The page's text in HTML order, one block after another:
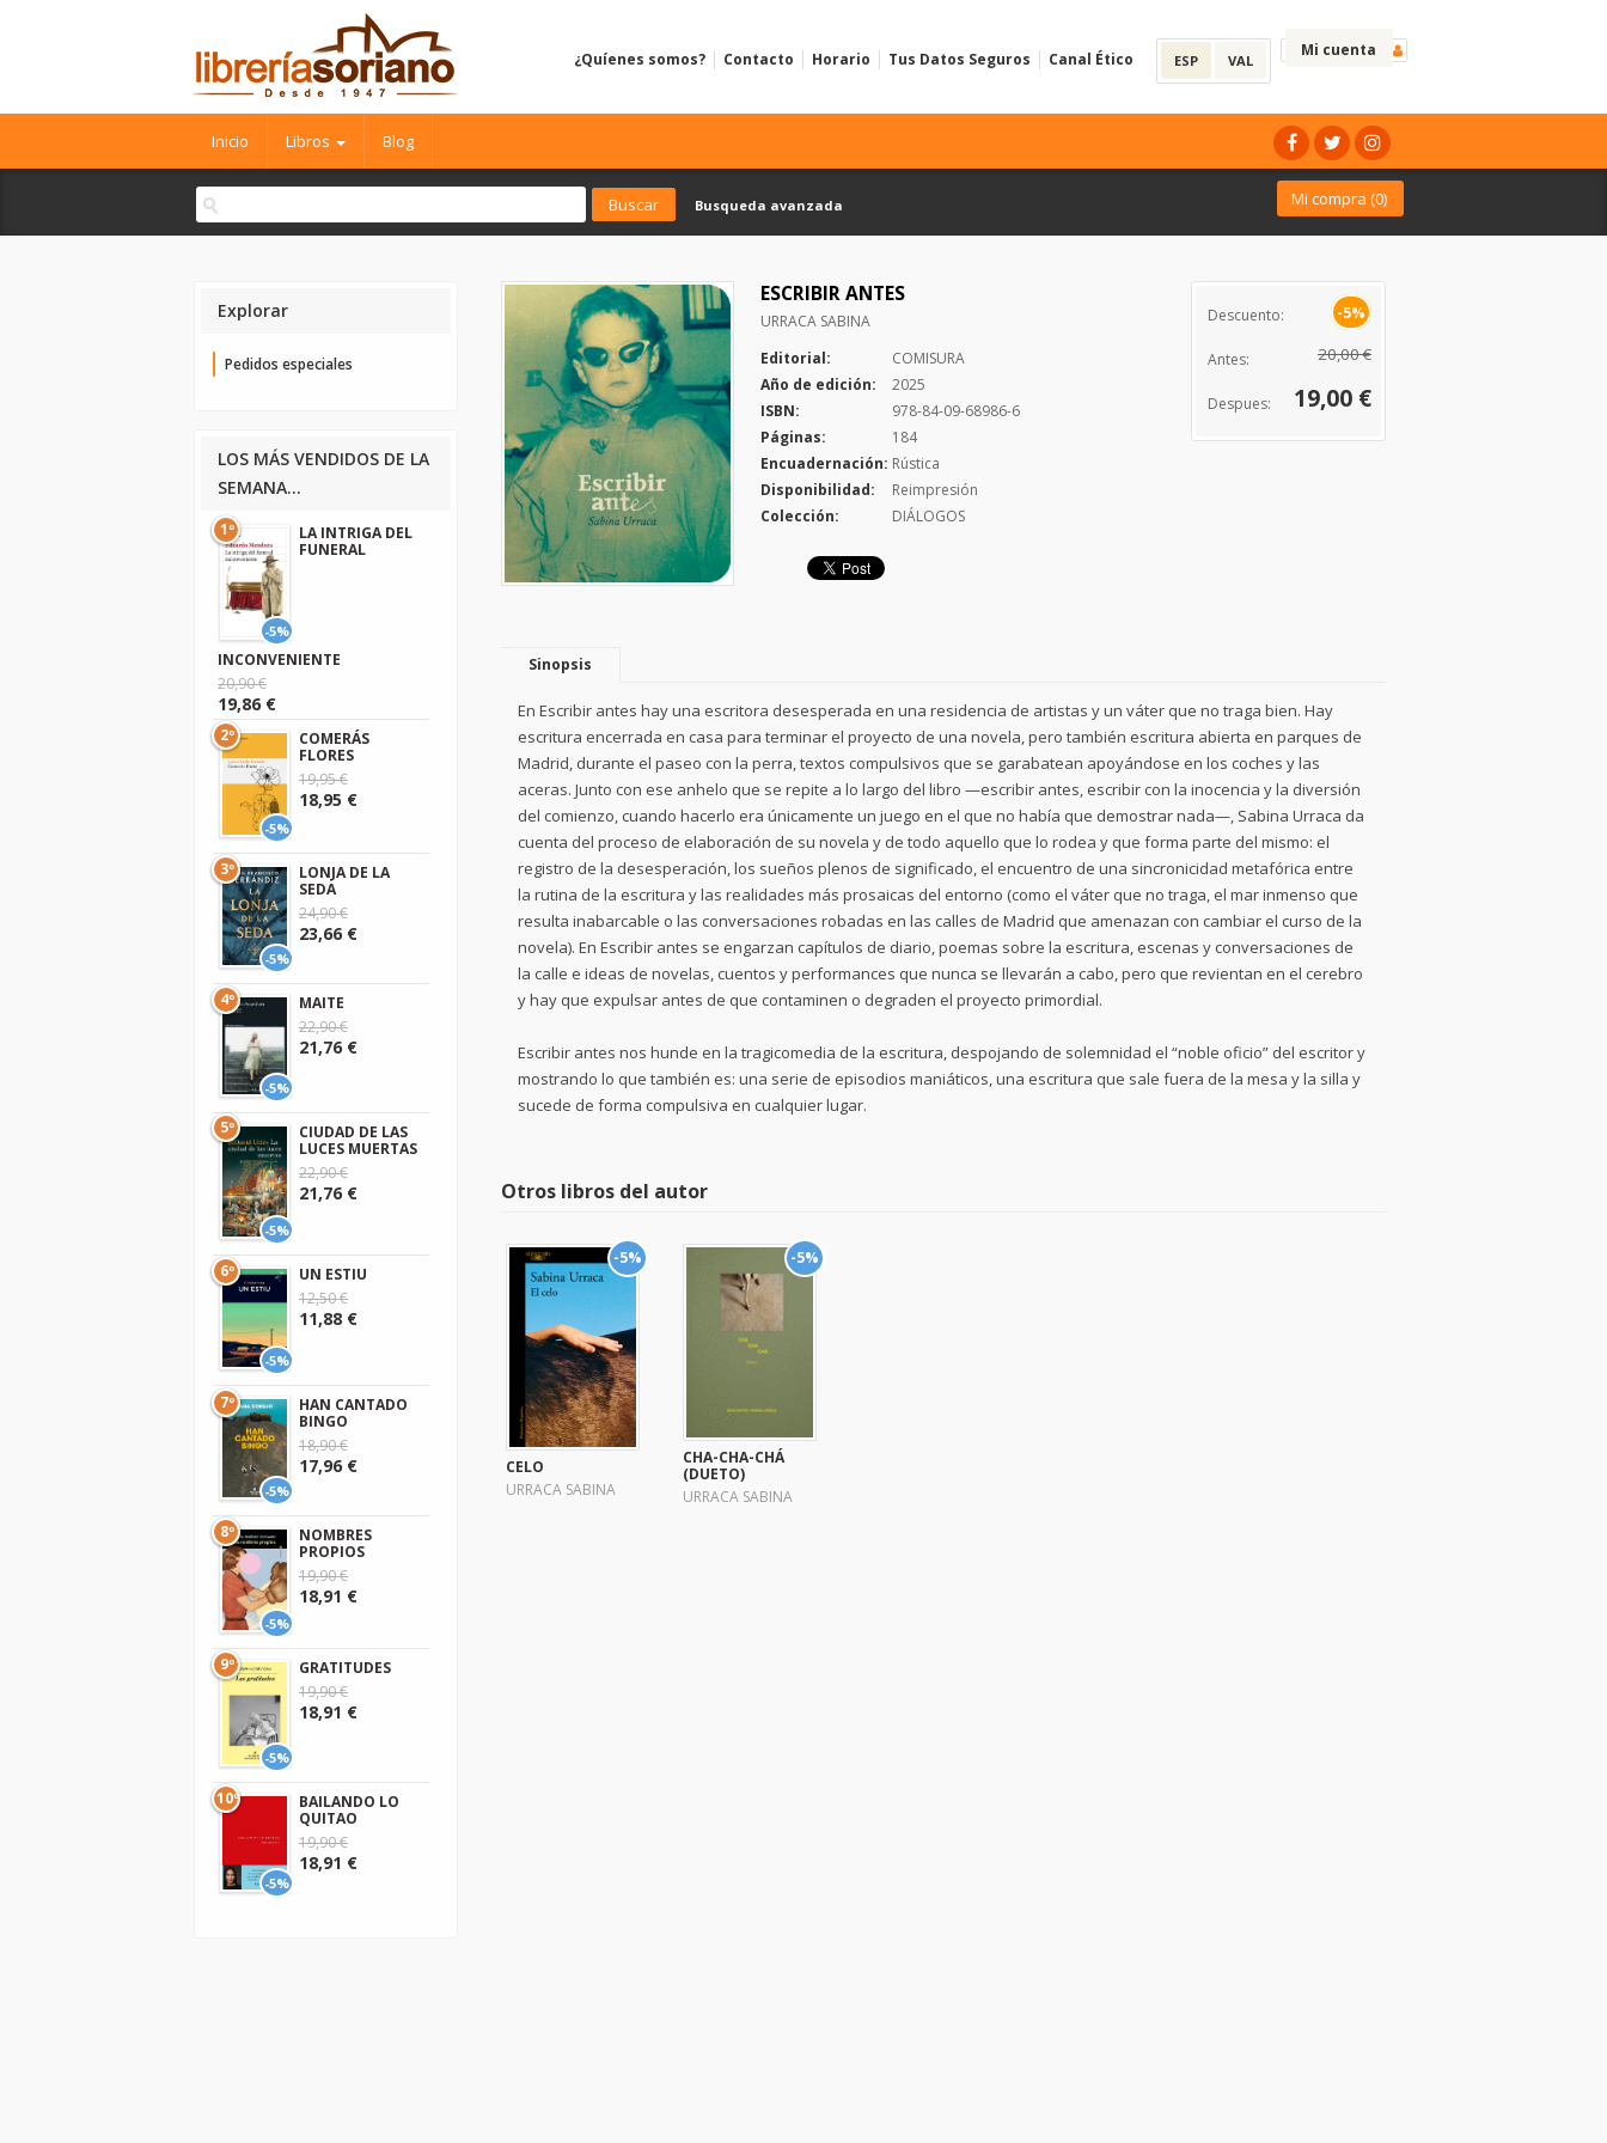
Mi cuenta
ESP VAL
¿Quíenes somos? Contacto Horario Tus Datos Seguros Canal Ético
Inicio Libros Blog
Busqueda avanzada Mi compra (0)
ESCRIBIR ANTES
URRACA SABINA
Editorial:
COMISURA
Año de edición:
2025
ISBN:
978-84-09-68986-6
Páginas:
184
Encuadernación: Rústica
Disponibilidad:
Reimpresión
Colección:
DIÁLOGOS
Descuento: -5%
Antes: 20,00 €
Despues: 19,00 €
Sinopsis
En Escribir antes hay una escritora desesperada en una residencia de artistas y un váter que no traga bien. Hay
escritura encerrada en casa para terminar el proyecto de una novela, pero también escritura abierta en parques de
Madrid, durante el paseo con la perra, textos compulsivos que se garabatean apoyándose en los coches y las
aceras. Junto con ese anhelo que se repite a lo largo del libro —escribir antes, escribir con la inocencia y la diversión
del comienzo, cuando hacerlo era únicamente un juego en el que no había que demostrar nada—, Sabina Urraca da
cuenta del proceso de elaboración de su novela y de todo aquello que lo rodea y que forma parte del mismo: el
registro de la desesperación, los sueños plenos de significado, el encuentro de una sincronicidad metafórica entre
la rutina de la escritura y las realidades más prosaicas del entorno (como el váter que no traga, el mar inmenso que
resulta inabarcable o las conversaciones robadas en las calles de Madrid que amenazan con cambiar el curso de la
novela). En Escribir antes se engarzan capítulos de diario, poemas sobre la escritura, escenas y conversaciones de
la calle e ideas de novelas, cuentos y performances que nunca se llevarán a cabo, pero que revientan en el cerebro
y hay que expulsar antes de que contaminen o degraden el proyecto primordial.
Escribir antes nos hunde en la tragicomedia de la escritura, despojando de solemnidad el “noble oficio” del escritor y
mostrando lo que también es: una serie de episodios maniáticos, una escritura que sale fuera de la mesa y la silla y
sucede de forma compulsiva en cualquier lugar.
Otros libros del autor
-5%
CELO
URRACA SABINA
-5%
CHA-CHA-CHÁ
(DUETO)
URRACA SABINA
Explorar
Pedidos especiales
LOS MÁS VENDIDOS DE LA
SEMANA...
-5%
1º
LA INTRIGA DEL
FUNERAL
INCONVENIENTE
20,90 €
19,86 €
-5%
2º
COMERÁS
FLORES
19,95 €
18,95 €
-5%
3º
LONJA DE LA
SEDA
24,90 €
23,66 €
-5%
4º
MAITE
22,90 €
21,76 €
-5%
5º
CIUDAD DE LAS
LUCES MUERTAS
22,90 €
21,76 €
-5%
6º
UN ESTIU
12,50 €
11,88 €
-5%
7º
HAN CANTADO
BINGO
18,90 €
17,96 €
-5%
8º
NOMBRES
PROPIOS
19,90 €
18,91 €
-5%
9º
GRATITUDES
19,90 €
18,91 €
-5%
10º
BAILANDO LO
QUITAO
19,90 €
18,91 €